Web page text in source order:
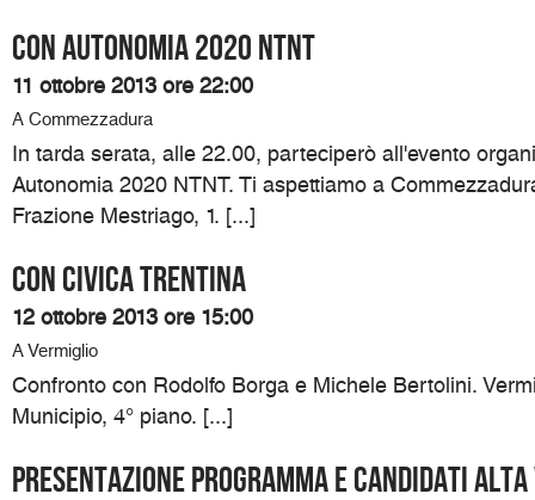
Con Autonomia 2020 NTNT
11 ottobre 2013 ore 22:00
A Commezzadura
In tarda serata, alle 22.00, parteciperò all'evento
Autonomia 2020 NTNT. Ti aspettiamo a
Frazione Mestriago, 1. [...]
Con Civica Trentina
12 ottobre 2013 ore 15:00
A Vermiglio
Confronto con Rodolfo Borga e Michele Bertolini.
Municipio, 4° piano. [...]
Presentazione programma e candidati Alta